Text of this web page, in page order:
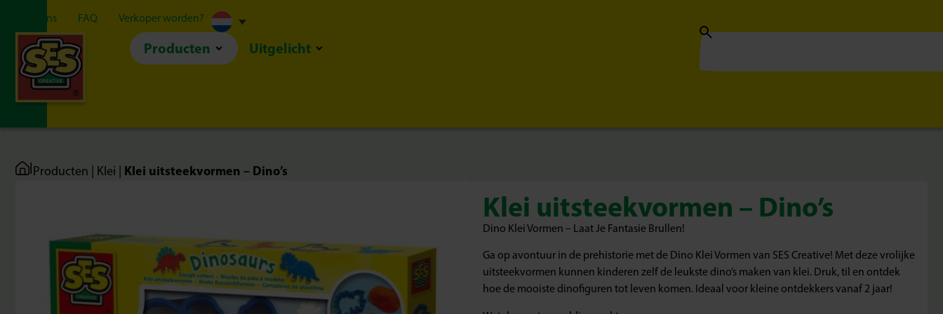
Over ons FAQ Verkoper worden?
Producten Uitgelicht
|Producten Klei Klei uitsteekvormen – Dino’s
Klei uitsteekvormen – Dino’s
Dino Klei Vormen – Laat Je Fantasie Brullen!
Ga op avontuur in de prehistorie met de Dino Klei Vormen van SES Creative! Met deze vrolijke
uitsteekvormen kunnen kinderen zelf de leukste dino’s maken van klei. Druk, til en ontdek
hoe de mooiste dinofiguren tot leven komen. Ideaal voor kleine ontdekkers vanaf 2 jaar!